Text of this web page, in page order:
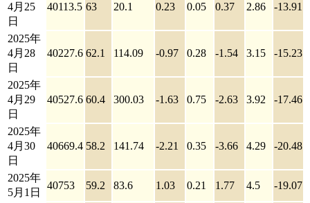
4月25
日
40113.5 63 20.1 0.23 0.05 0.37 2.86 -13.91
2025年
4月28
日
40227.6 62.1 114.09 -0.97 0.28 -1.54 3.15 -15.23
2025年
4月29
日
40527.6 60.4 300.03 -1.63 0.75 -2.63 3.92 -17.46
2025年
4月30
日
40669.4 58.2 141.74 -2.21 0.35 -3.66 4.29 -20.48
2025年
5月1日
40753 59.2 83.6 1.03 0.21 1.77 4.5 -19.07